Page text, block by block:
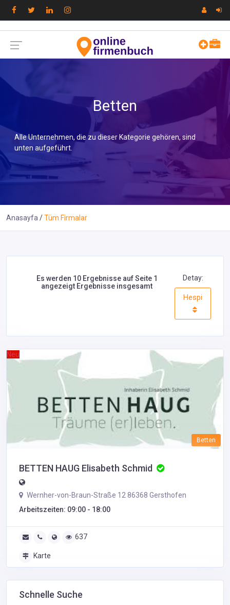
Betten
Alle Unternehmen, die zu dieser Kategorie gehören, sind
unten aufgeführt.
Anasayfa Tüm Firmalar
Es werden 10 Ergebnisse auf Seite 1
angezeigt Ergebnisse insgesamt
Detay:
Hespi
Neu
Betten
BETTEN HAUG Elisabeth Schmid
Wernher-von-Braun-Straße 12 86368 Gersthofen
Arbeitszeiten: 09:00 - 18:00
637
Karte
Schnelle Suche